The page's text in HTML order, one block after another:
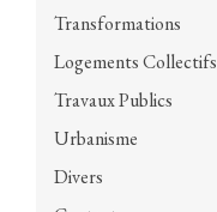
Transformations
Logements Collectifs
Travaux Publics
Urbanisme
Divers